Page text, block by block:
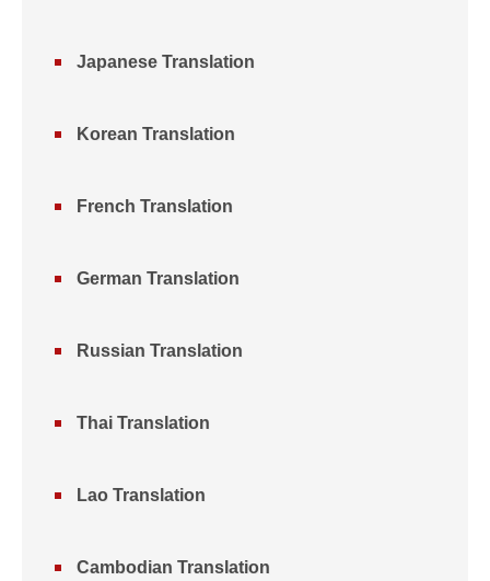
Japanese Translation
Korean Translation
French Translation
German Translation
Russian Translation
Thai Translation
Lao Translation
Cambodian Translation